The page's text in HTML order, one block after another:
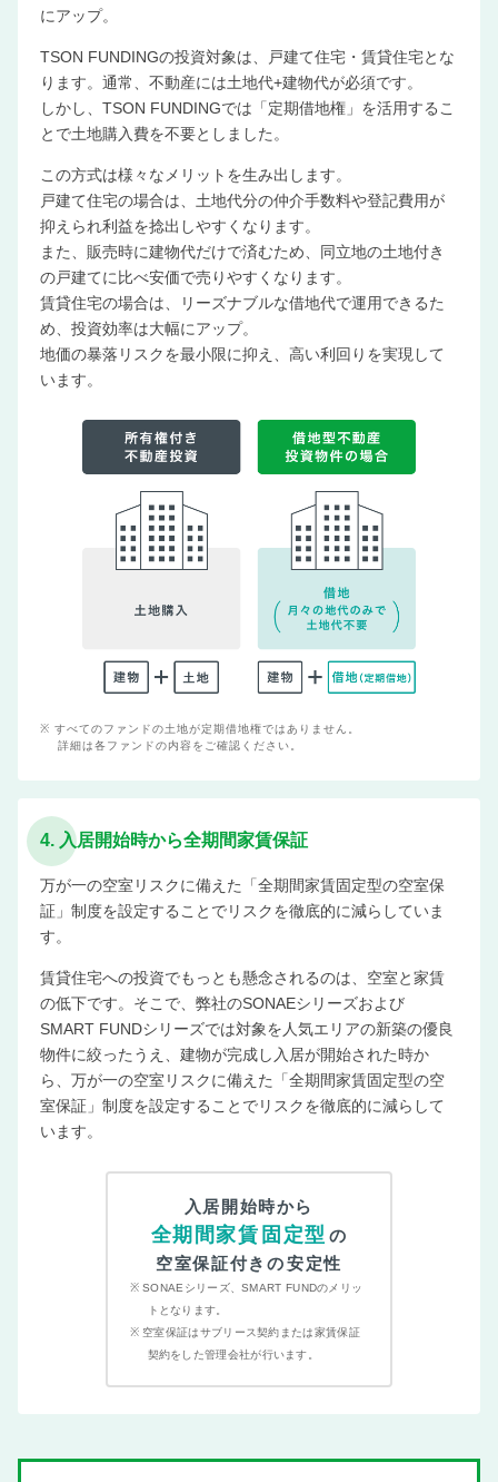
にアップ。
TSON FUNDINGの投資対象は、戸建て住宅・賃貸住宅とな
ります。通常、不動産には土地代+建物代が必須です。
しかし、TSON FUNDINGでは「定期借地権」を活用するこ
とで土地購入費を不要としました。
この方式は様々なメリットを生み出します。
戸建て住宅の場合は、土地代分の仲介手数料や登記費用が
抑えられ利益を捻出しやすくなります。
また、販売時に建物代だけで済むため、同立地の土地付き
の戸建てに比べ安価で売りやすくなります。
賃貸住宅の場合は、リーズナブルな借地代で運用できるた
め、投資効率は大幅にアップ。
地価の暴落リスクを最小限に抑え、高い利回りを実現して
います。
すべてのファンドの土地が定期借地権ではありません。
詳細は各ファンドの内容をご確認ください。
4. 入居開始時から全期間家賃保証
万が一の空室リスクに備えた「全期間家賃固定型の空室保
証」制度を設定することでリスクを徹底的に減らしていま
す。
賃貸住宅への投資でもっとも懸念されるのは、空室と家賃
の低下です。そこで、弊社のSONAEシリーズおよび
SMART FUNDシリーズでは対象を人気エリアの新築の優良
物件に絞ったうえ、建物が完成し入居が開始された時か
ら、万が一の空室リスクに備えた「全期間家賃固定型の空
室保証」制度を設定することでリスクを徹底的に減らして
います。
入居開始時から
全期間家賃 固定型 の
空室保証付きの安定性
SONAEシリーズ、SMART FUNDのメリッ
トとなります。
空室保証はサブリース契約または家賃保証
契約をした管理会社が行います。